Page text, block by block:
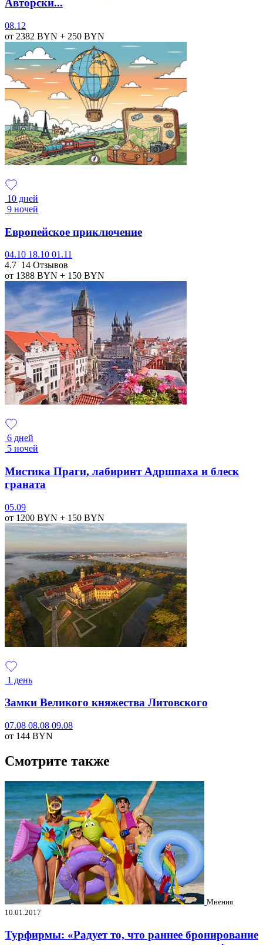
Авторски...
08.12
от 2382 BYN + 250 BYN
10 дней
9 ночей
Европейское приключение
04.10 18.10 01.11
4.7 14 Отзывов
от 1388 BYN + 150 BYN
6 дней
5 ночей
Мистика Праги, лабиринт Адршпаха и блеск
граната
05.09
от 1200 BYN + 150 BYN
1 день
Замки Великого княжества Литовского
07.08 08.08 09.08
от 144 BYN
Смотрите также
Мнения
10.01.2017
Турфирмы: «Радует то, что раннее бронирование